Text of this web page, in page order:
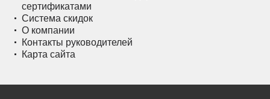
сертификатами
Система скидок
О компании
Контакты руководителей
Карта сайта